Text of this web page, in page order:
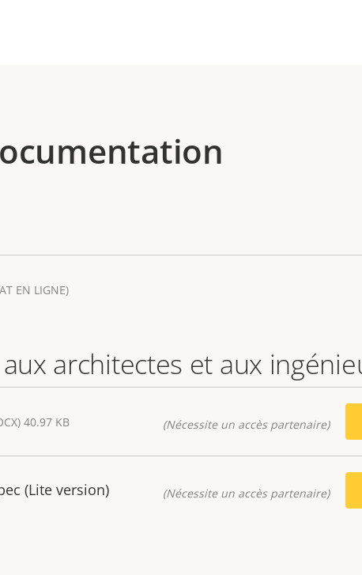
EN LIGNE)
architectes et aux
40.97 KB (Nécessite un accès partenaire)
(Lite version) (Nécessite un accès partenaire)